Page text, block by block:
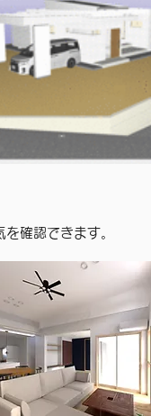
確認できます。